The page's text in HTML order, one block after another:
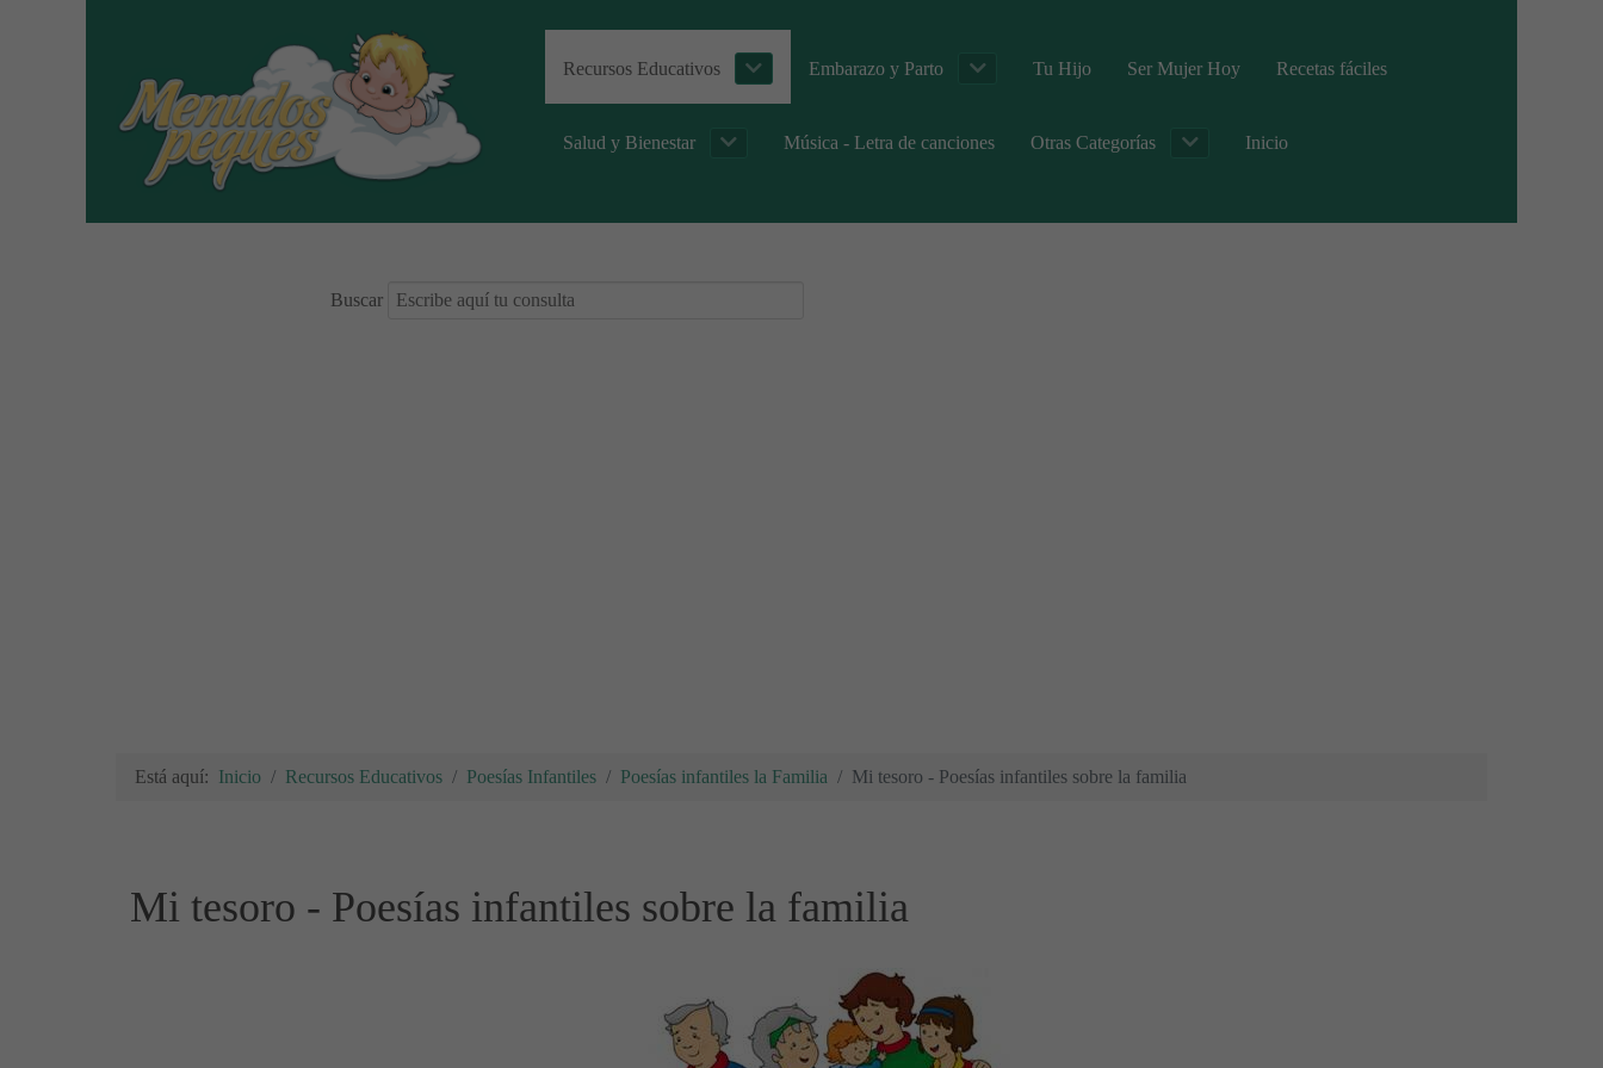
Recursos Educativos Embarazo y Parto Tu Hijo Ser Mujer Hoy Recetas fáciles
Salud y Bienestar Música - Letra de canciones Otras Categorías Inicio
Buscar
Está aquí: Inicio Recursos Educativos Poesías Infantiles Poesías infantiles la Familia Mi tesoro - Poesías infantiles sobre la familia
Mi tesoro - Poesías infantiles sobre la familia